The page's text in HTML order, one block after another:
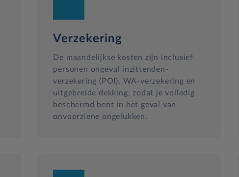
Verzekering
De maandelijkse kosten zijn inclusief
personen ongeval inzittenden-
verzekering (POI), WA-verzekering en
uitgebreide dekking, zodat je volledig
beschermd bent in het geval van
onvoorziene ongelukken.